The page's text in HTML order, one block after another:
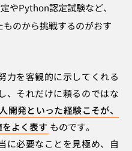
やPython認定試験など、
のから挑戦するのがおす
力を客観的に示してくれる
、それだけに頼るのではな
開発といった経験こそが、
よく表す ものです。
に必要なことを見極め、自